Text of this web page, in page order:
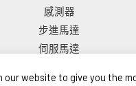
感測器
步進馬達
伺服馬達
our website to give you the